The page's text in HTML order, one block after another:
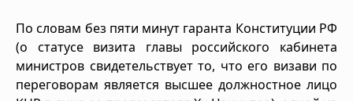
По словам без пяти минут гаранта Конституции РФ
(о статусе визита главы российского кабинета
министров свидетельствует то, что его визави по
переговорам является высшее должностное лицо